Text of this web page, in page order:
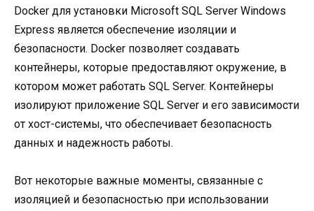
Docker для установки Microsoft SQL Server Windows
Express является обеспечение изоляции и
безопасности. Docker позволяет создавать
контейнеры, которые предоставляют окружение, в
котором может работать SQL Server. Контейнеры
изолируют приложение SQL Server и его зависимости
от хост-системы, что обеспечивает безопасность
данных и надежность работы.
Вот некоторые важные моменты, связанные с
изоляцией и безопасностью при использовании